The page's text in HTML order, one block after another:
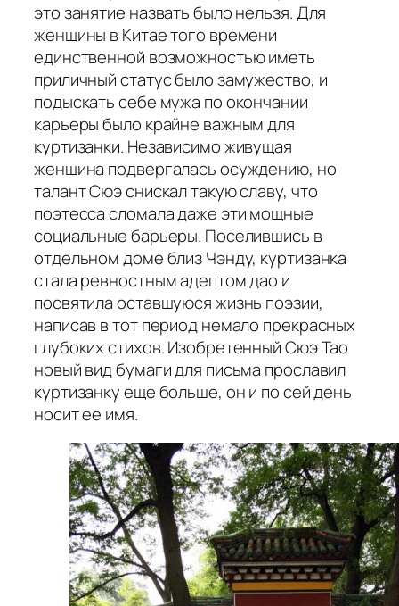
это занятие назвать было нельзя. Для
женщины в Китае того времени
единственной возможностью иметь
приличный статус было замужество, и
подыскать себе мужа по окончании
карьеры было крайне важным для
куртизанки. Независимо живущая
женщина подвергалась осуждению, но
талант Сюэ снискал такую славу, что
поэтесса сломала даже эти мощные
социальные барьеры. Поселившись в
отдельном доме близ Чэнду, куртизанка
стала ревностным адептом дао и
посвятила оставшуюся жизнь поэзии,
написав в тот период немало прекрасных
глубоких стихов. Изобретенный Сюэ Тао
новый вид бумаги для письма прославил
куртизанку еще больше, он и по сей день
носит ее имя.